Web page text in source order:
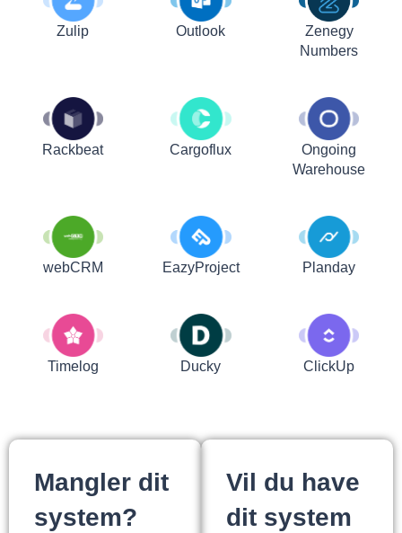
Zulip Outlook
Zenegy
Numbers
Rackbeat Cargoflux
Ongoing
Warehouse
webCRM EazyProject Planday
Timelog Ducky ClickUp
Mangler dit
system?
Vil du have
dit system